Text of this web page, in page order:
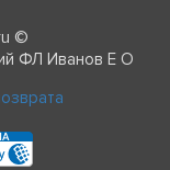
©
ФЛ Иванов Е О